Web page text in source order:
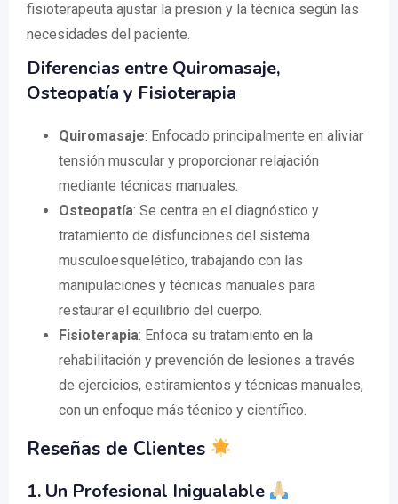
fisioterapeuta ajustar la presión y la técnica según las
necesidades del paciente.
Diferencias entre Quiromasaje,
Osteopatía y Fisioterapia
Quiromasaje: Enfocado principalmente en aliviar
tensión muscular y proporcionar relajación
mediante técnicas manuales.
Osteopatía: Se centra en el diagnóstico y
tratamiento de disfunciones del sistema
musculoesquelético, trabajando con las
manipulaciones y técnicas manuales para
restaurar el equilibrio del cuerpo.
Fisioterapia: Enfoca su tratamiento en la
rehabilitación y prevención de lesiones a través
de ejercicios, estiramientos y técnicas manuales,
con un enfoque más técnico y científico.
Reseñas de Clientes
1. Un Profesional Inigualable